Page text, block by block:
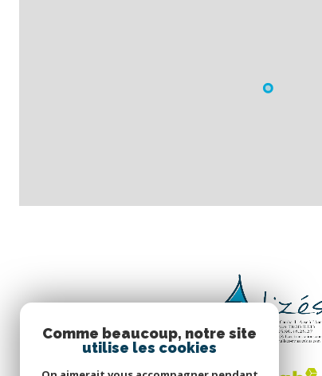
Comme beaucoup, notre site
utilise les cookies